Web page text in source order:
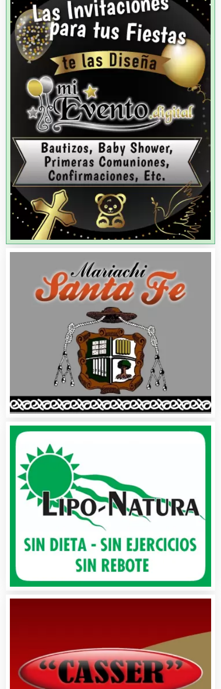
Artículos de Oficina
Artículos de Piel
Artículos Deportivos
Artículos Importados
Artículos para el Hogar
Artículos para Regalos
Artículos Personales
Artículos Publicitarios
Aseguradoras
Asesores Técnicos
Asesoría Fiscal
Asilos
Asociaciones Civiles
Asociaciones Empresariales
Audio, Sonido e Iluminación
Audios para Eventos
Automatización
Avaluos